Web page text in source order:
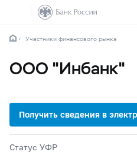
Участники финансового рынка
ООО "Инбанк"
Статус УФР